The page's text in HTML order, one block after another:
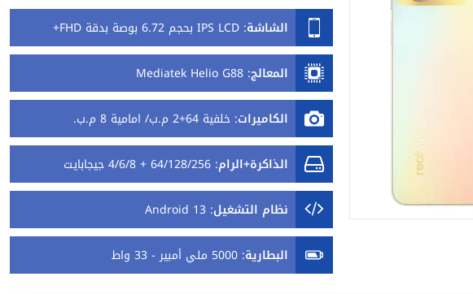
الشاشة:IPS LCD بحجم 6.72 بوصة بدقة FHD+
المعالج:
Mediatek Helio G88
الكاميرات:خلفية 64+2 م.ب/ امامية 8 م.ب.
الذاكرة+الرام:64/128/256 + 4/6/8 جيجابايت
نظام التشغيل:
Android 13
البطارية:5000 ملي أمبير - 33 واط